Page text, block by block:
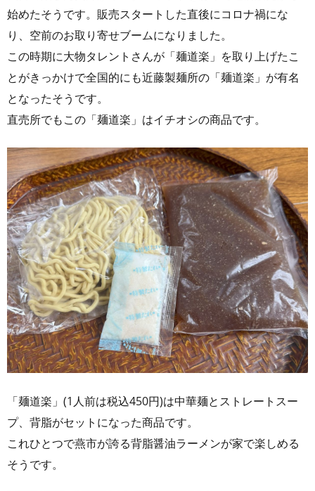
始めたそうです。販売スタートした直後にコロナ禍にな
り、空前のお取り寄せブームになりました。
この時期に大物タレントさんが「麺道楽」を取り上げたこ
とがきっかけで全国的にも近藤製麺所の「麺道楽」が有名
となったそうです。
直売所でもこの「麺道楽」はイチオシの商品です。
「麺道楽」(1人前は税込450円)は中華麺とストレートスー
プ、背脂がセットになった商品です。
これひとつで燕市が誇る背脂醤油ラーメンが家で楽しめる
そうです。